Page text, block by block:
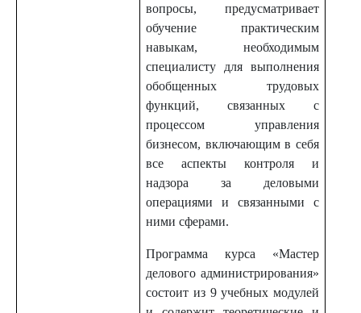
вопросы, предусматривает
обучение практическим
навыкам, необходимым
специалисту для выполнения
обобщенных трудовых
функций, связанных с
процессом управления
бизнесом, включающим в себя
все аспекты контроля и
надзора за деловыми
операциями и связанными с
ними сферами.
Программа курса «Мастер
делового администрирования»
состоит из 9 учебных модулей